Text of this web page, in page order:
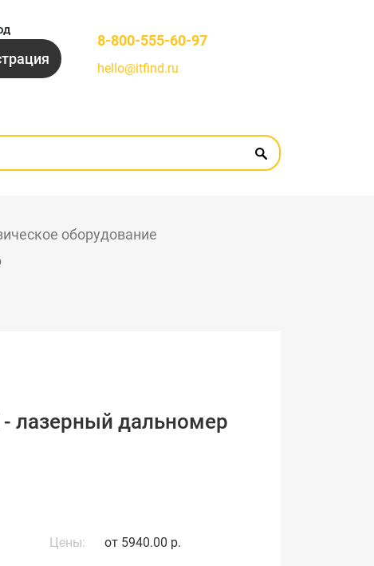
8-800-555-60-97
hello@itfind.ru
оборудование
лазерный дальномер
Цены: от 5940.00 р.